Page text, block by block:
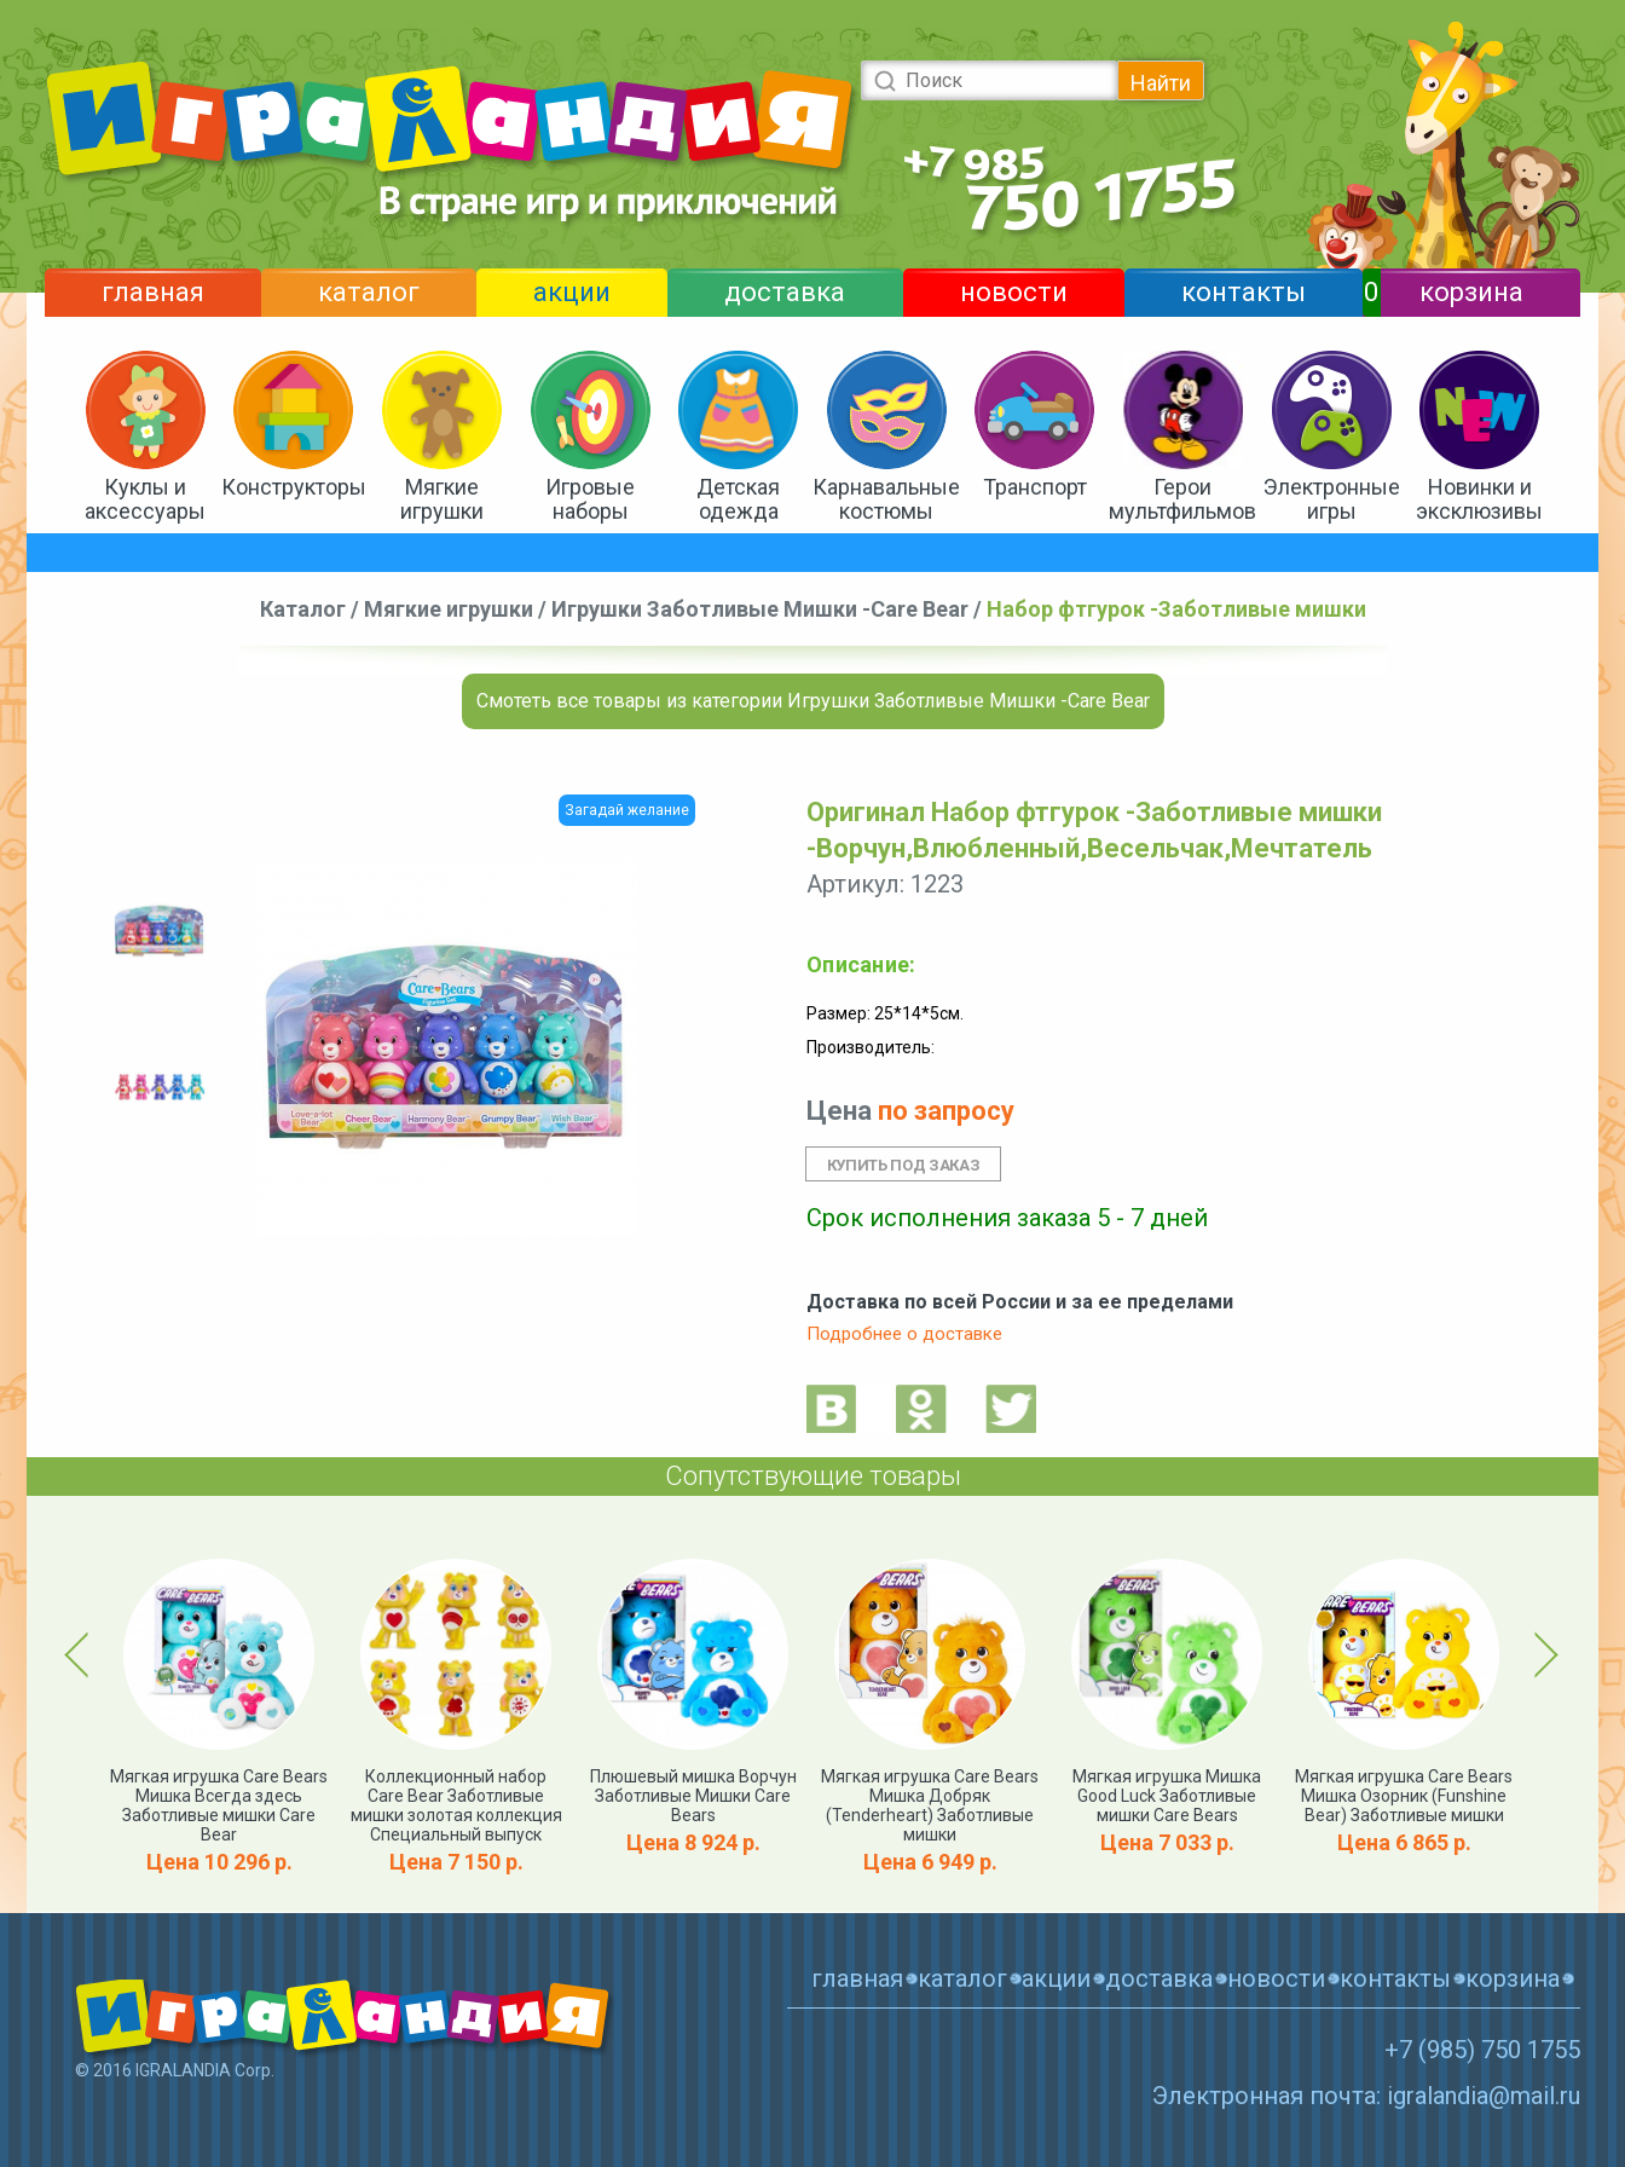
Найти
главная каталог акции доставка новости контакты 0 корзина
Куклы и
аксессуары
Конструкторы
Мягкие
игрушки
Игровые
наборы
Детская
одежда
Карнавальные
костюмы
Транспорт
Герои
мультфильмов
Электронные
игры
Новинки и
эксклюзивы
Каталог/ Мягкие игрушки / Игрушки Заботливые Мишки -Care Bear/ Набор фтгурок -Заботливые мишки
Смотеть все товары из категории Игрушки Заботливые Мишки -Care Bear
Загадай желание
Оригинал Набор фтгурок -Заботливые мишки
-Ворчун,Влюбленный,Весельчак,Мечтатель
Артикул: 1223
Описание:
Размер: 25*14*5см.
Производитель:
Цена по запросу
Срок исполнения заказа 5 - 7 дней
Доставка по всей России и за ее пределами
Подробнее о доставке
Сопутствующие товары
Previous
Care
Мягкая игрушка Care Bears
Мишка Всегда здесь
Заботливые мишки Care
Bear
Цена 10 296 р.
Коллекционный набор
Care Bear Заботливые
мишки золотая коллекция
Специальный выпуск
Цена 7 150 р.
Плюшевый мишка Ворчун
Заботливые Мишки Care
Bears
Цена 8 924 р.
Мягкая игрушка Care Bears
Мишка Добряк
(Tenderheart) Заботливые
мишки
Цена 6 949 р.
Мягкая игрушка Мишка
Good Luck Заботливые
мишки Care Bears
Цена 7 033 р.
Мягкая игрушка Care Bears
Мишка Озорник (Funshine
Bear) Заботливые мишки
Цена 6 865 р.
Мягкая
Next
© 2016 IGRALANDIA Corp.
главная каталог акции доставка новости контакты корзина
+7 (985) 750 1755
Электронная почта: igralandia@mail.ru